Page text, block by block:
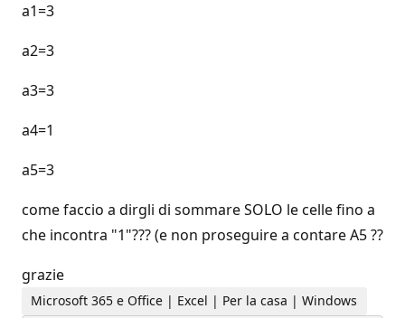
a1=3
a2=3
a3=3
a4=1
a5=3
come faccio a dirgli di sommare SOLO le celle fino a
che incontra "1"??? (e non proseguire a contare A5 ??
grazie
Microsoft 365 e Office | Excel | Per la casa | Windows